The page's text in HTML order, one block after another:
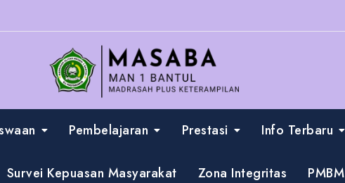
Pembelajaran Prestasi Info Terbaru
Survei Kepuasan Masyarakat Zona Integritas PMBM